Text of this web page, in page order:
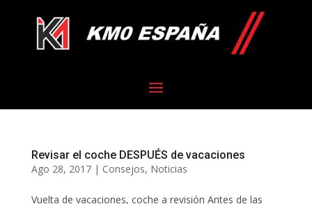
Revisar el coche DESPUÉS de vacaciones
Ago 28, 2017| Consejos, Noticias
Vuelta de vacaciones, coche a revisión Antes de las